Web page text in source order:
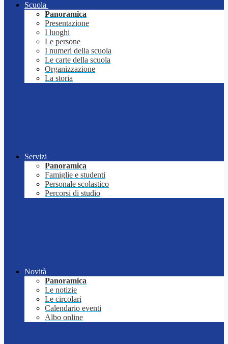
Scuola
Panoramica
Presentazione
I luoghi
Le persone
I numeri della scuola
Le carte della scuola
Organizzazione
La storia
Servizi
Panoramica
Famiglie e studenti
Personale scolastico
Percorsi di studio
Novità
Panoramica
Le notizie
Le circolari
Calendario eventi
Albo online